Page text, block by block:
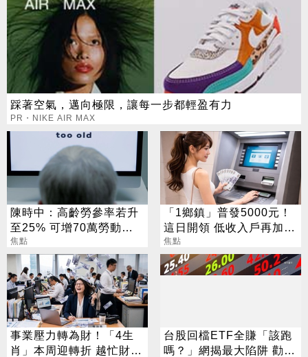
踩著空氣，邁向極限，讓每一步都輕盈有力
PR・NIKE AIR MAX
陳時中：高齡勞參率若升
至25% 可增70萬勞動人
口
焦點
「1鄉鎮」普發5000元！
這日開領 低收入戶再加碼
2000元
焦點
事業壓力轉為財！「4生
肖」本周迎轉折 越忙財運
台股回檔ETF全賺「該跑
嗎？」網揭最大陷阱 勸調